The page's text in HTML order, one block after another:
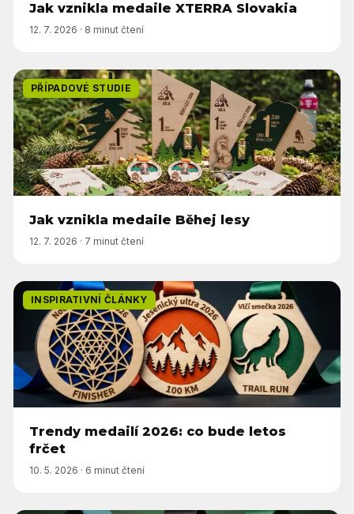
Jak vznikla medaile XTERRA Slovakia
12. 7. 2026 · 8 minut čtení
PŘÍPADOVÉ STUDIE
Jak vznikla medaile Běhej lesy
12. 7. 2026 · 7 minut čtení
INSPIRATIVNÍ ČLÁNKY
Trendy medailí 2026: co bude letos
frčet
10. 5. 2026 · 6 minut čtení